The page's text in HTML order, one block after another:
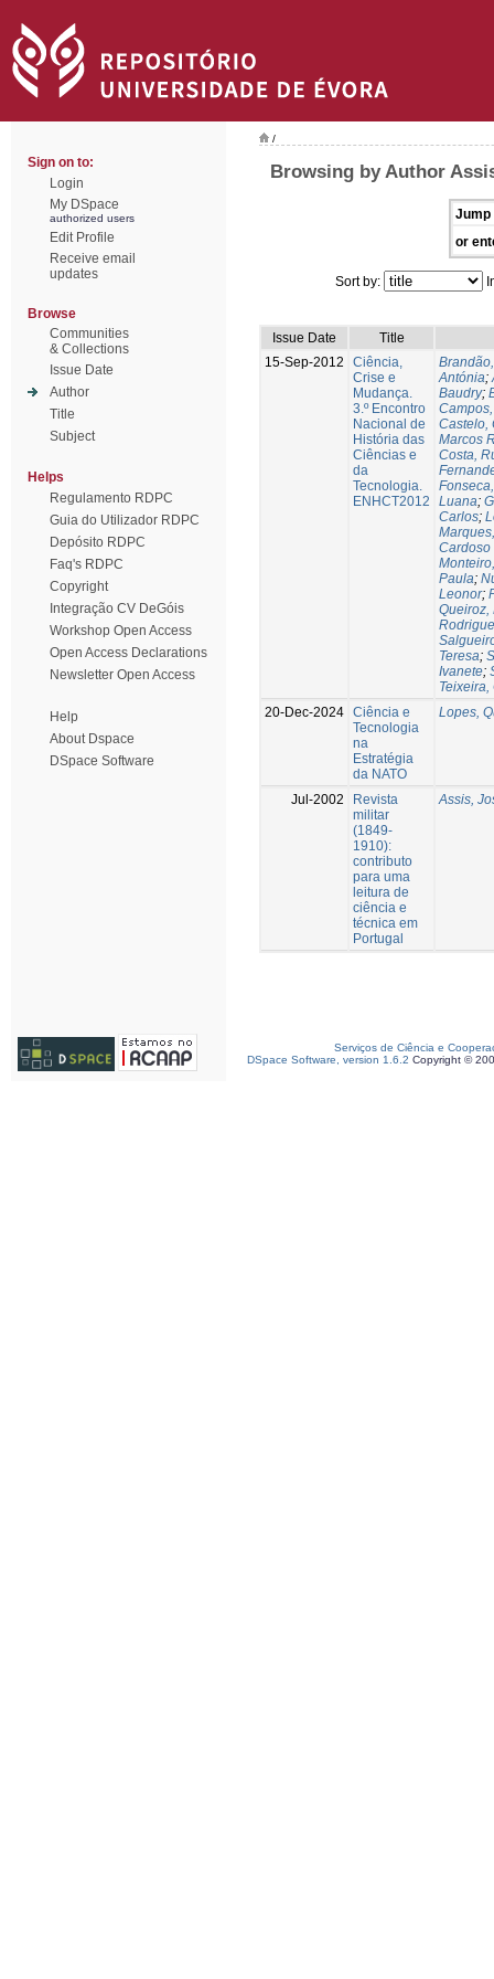
Sign on to:
Login
My DSpace
authorized users
Edit Profile
Receive email
updates
Browse
Communities
& Collections
Issue Date
Author
Title
Subject
Helps
Regulamento RDPC
Guia do Utilizador RDPC
Depósito RDPC
Faq's RDPC
Copyright
Integração CV DeGóis
Workshop Open Access
Open Access Declarations
Newsletter Open Access
Help
About Dspace
DSpace Software
/
Browsing by Author
Jump
or
Sort by:
Issue Date
Title
15-Sep-2012
Ciência,
Crise e
Mudança.
3.º Encontro
Nacional de
História das
Ciências e
da
Tecnologia.
ENHCT2012
Antónia;
Baudry;
Castelo,
Marcos
Costa,
Luana;
Carlos;
Cardoso
Paula;
Leonor;
Queiroz,
Teresa;
Ivanete;
20-Dec-2024 Ciência e
Tecnologia
na
Estratégia
da NATO
Lopes,
Jul-2002
Revista
militar
(1849-
1910):
contributo
para uma
leitura de
ciência e
técnica em
Portugal
Assis,
Serviços de Ciência e
DSpace Software, version 1.6.2 Copyright ©